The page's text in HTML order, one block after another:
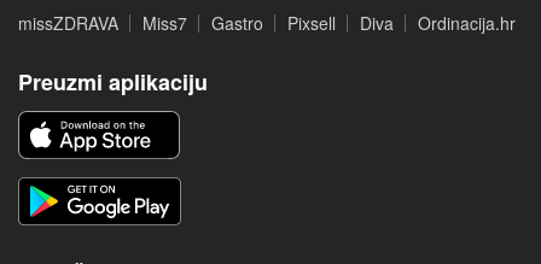
missZDRAVA
Miss7 Gastro Pixsell Diva Ordinacija.hr
Preuzmi aplikaciju